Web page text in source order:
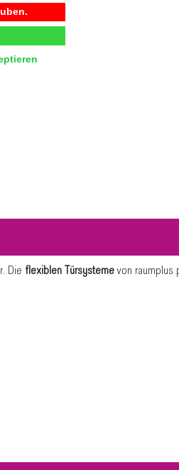
Die flexiblen Türsystemevon raumplus